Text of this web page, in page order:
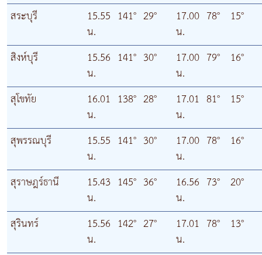
สระบุรี 15.55
น.
141° 29° 17.00
น.
78° 15°
สิงห์บุรี 15.56
น.
141° 30° 17.00
น.
79° 16°
สุโขทัย 16.01
น.
138° 28° 17.01
น.
81° 15°
สุพรรณบุรี 15.55
น.
141° 30° 17.00
น.
78° 16°
สุราษฎร์ธานี 15.43
น.
145° 36° 16.56
น.
73° 20°
สุรินทร์ 15.56
น.
142° 27° 17.01
น.
78° 13°